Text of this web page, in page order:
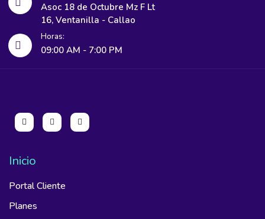
Asoc 18 de Octubre Mz F Lt
16, Ventanilla - Callao
Horas:
09:00 AM - 7:00 PM
Inicio
Portal Cliente
Planes